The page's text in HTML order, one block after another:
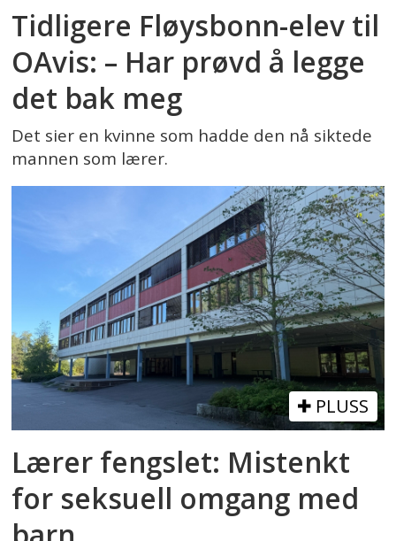
Tidligere Fløysbonn-elev til
OAvis: – Har prøvd å legge
det bak meg
Det sier en kvinne som hadde den nå siktede
mannen som lærer.
PLUSS
Lærer fengslet: Mistenkt
for seksuell omgang med